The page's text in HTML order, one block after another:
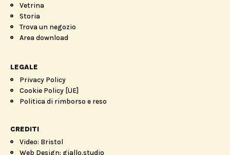
Vetrina
Storia
Trova un negozio
Area download
LEGALE
Privacy Policy
Cookie Policy [UE]
Politica di rimborso e reso
CREDITI
Video: Bristol
Web Design: giallo.studio